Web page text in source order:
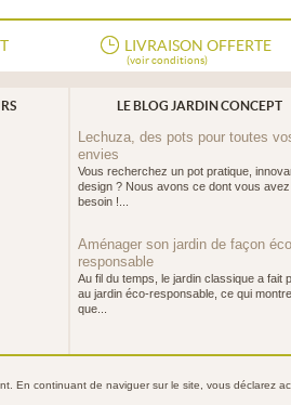
LIVRAISON OFFERTE
(voir conditions)
LE BLOG JARDIN CONCEPT
Lechuza, des pots pour toutes
envies
Vous recherchez un pot pratique,
design ? Nous avons ce dont vous avez
besoin !...
Aménager son jardin de façon
responsable
Au fil du temps, le jardin classique a fait
au jardin éco-responsable, ce qui montre
que...
En continuant de naviguer sur le site, vous déclarez